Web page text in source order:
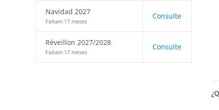
Navidad 2027
Faltam 17 meses
Consulte
Réveillon 2027/2028
Faltam 17 meses
Consulte